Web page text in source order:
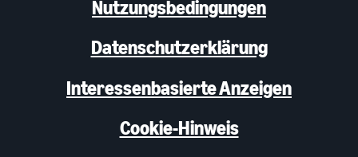
Nutzungsbedingungen
Datenschutzerklärung
Interessenbasierte Anzeigen
Cookie-Hinweis